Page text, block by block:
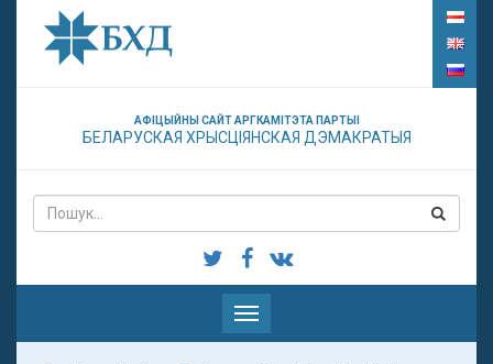
АФІЦЫЙНЫ САЙТ АРГКАМІТЭТА ПАРТЫІ
БЕЛАРУСКАЯ ХРЫСЦІЯНСКАЯ ДЭМАКРАТЫЯ
Паказаць
меню